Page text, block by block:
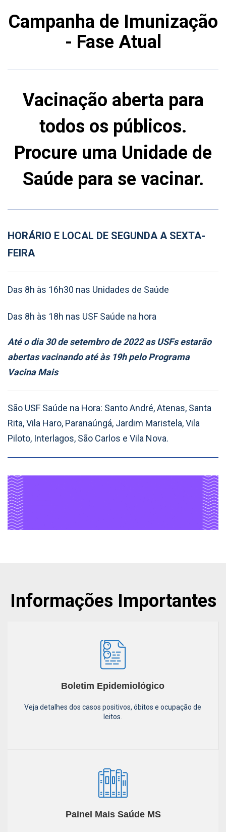
Campanha de Imunização
- Fase Atual
Vacinação aberta para
todos os públicos.
Procure uma Unidade de
Saúde para se vacinar.
HORÁRIO E LOCAL DE SEGUNDA A SEXTA-
FEIRA
Das 8h às 16h30 nas Unidades de Saúde
Das 8h às 18h nas USF Saúde na hora
Até o dia 30 de setembro de 2022 as USFs estarão
abertas vacinando até às 19h pelo Programa
Vacina Mais
São USF Saúde na Hora: Santo André, Atenas, Santa
Rita, Vila Haro, Paranaúngá, Jardim Maristela, Vila
Piloto, Interlagos, São Carlos e Vila Nova.
Informações Importantes
Boletim Epidemiológico
Veja detalhes dos casos positivos, óbitos e ocupação de
leitos.
Painel Mais Saúde MS